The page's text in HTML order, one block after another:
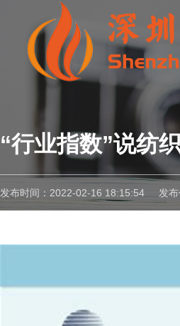
“行业指数”说纺
发布时间：2022-02-16 18:15:54 发